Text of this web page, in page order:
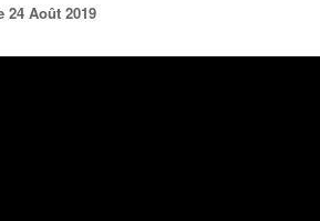
24 Août 2019